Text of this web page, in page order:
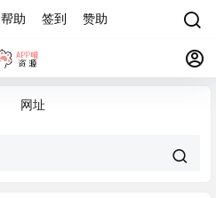
帮助 签到 赞助
网址